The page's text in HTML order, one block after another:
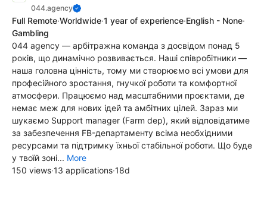
044.agency
Full Remote·Worldwide·1 year of experience·English - None·
Gambling
044 agency — арбітражна команда з досвідом понад 5
років, що динамічно розвивається. Наші співробітники —
наша головна цінність, тому ми створюємо всі умови для
професійного зростання, гнучкої роботи та комфортної
атмосфери. Працюємо над масштабними проєктами, де
немає меж для нових ідей та амбітних цілей. Зараз ми
шукаємо Support manager (Farm dep), який відповідатиме
за забезпечення FB-департаменту всіма необхідними
ресурсами та підтримку їхньої стабільної роботи. Що буде
у твоїй зоні... More
150 views·13 applications·18d